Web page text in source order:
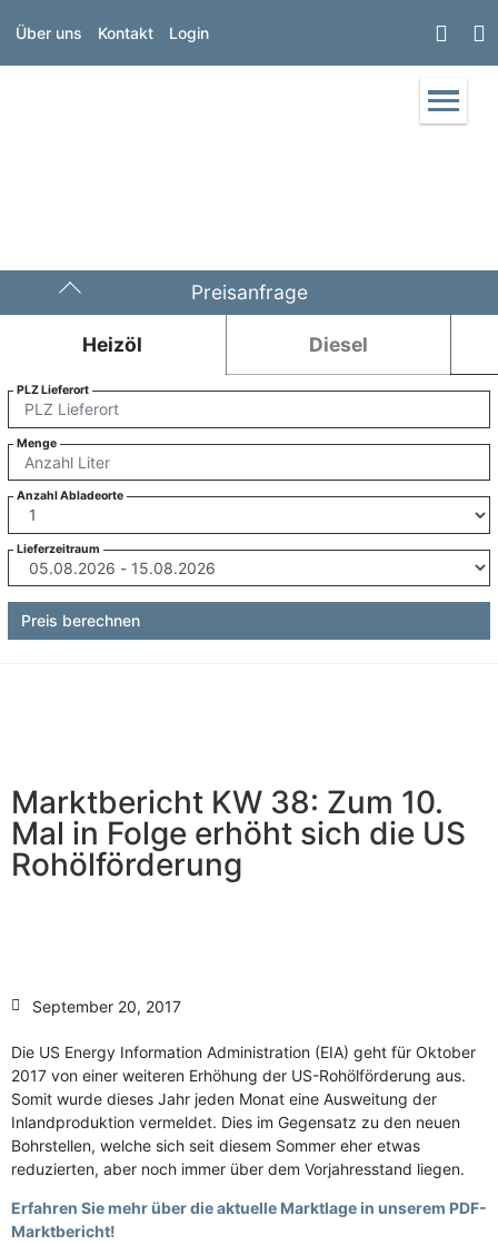
Über uns Kontakt Login
Preisanfrage
Heizöl Diesel
PLZ Lieferort
Menge
Anzahl Abladeorte
Lieferzeitraum
Preis berechnen
Marktbericht KW 38: Zum 10.
Mal in Folge erhöht sich die US
Rohölförderung
September 20, 2017
Die US Energy Information Administration (EIA) geht für Oktober
2017 von einer weiteren Erhöhung der US-Rohölförderung aus.
Somit wurde dieses Jahr jeden Monat eine Ausweitung der
Inlandproduktion vermeldet. Dies im Gegensatz zu den neuen
Bohrstellen, welche sich seit diesem Sommer eher etwas
reduzierten, aber noch immer über dem Vorjahresstand liegen.
Erfahren Sie mehr über die aktuelle Marktlage in unserem PDF-
Marktbericht!